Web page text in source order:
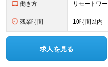
働き方 リモートワ
残業時間 10時間以内
求人を見る